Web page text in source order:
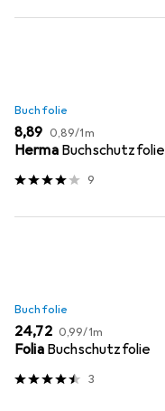
Buchfolie
EUR
8,89 EUR
0,89/1m
Herma Buchschutzfolie
9
Buchfolie
EUR
24,72 EUR
0,99/1m
Folia Buchschutzfolie
3